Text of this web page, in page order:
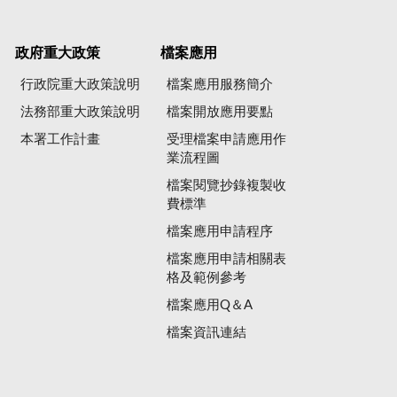
政府重大政策
行政院重大政策說明
法務部重大政策說明
本署工作計畫
檔案應用
檔案應用服務簡介
檔案開放應用要點
受理檔案申請應用作
業流程圖
檔案閱覽抄錄複製收
費標準
檔案應用申請程序
檔案應用申請相關表
格及範例參考
檔案應用Q＆A
檔案資訊連結